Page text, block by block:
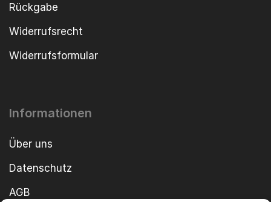
Rückgabe
Widerrufsrecht
Widerrufsformular
Informationen
Über uns
Datenschutz
AGB